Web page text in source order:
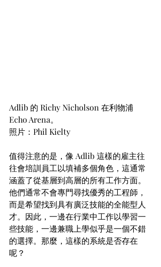
Adlib 的 Richy Nicholson 在利物浦
Echo Arena。
照片：Phil Kielty
值得注意的是，像 Adlib 這樣的雇主往
往會培訓員工以填補多個角色，這通常
涵蓋了從基層到高層的所有工作方面。
他們通常不會專門尋找優秀的工程師，
而是希望找到具有廣泛技能的全能型人
才。因此，一邊在行業中工作以學習一
些技能，一邊兼職上學似乎是一個不錯
的選擇。那麼，這樣的系統是否存在
呢？